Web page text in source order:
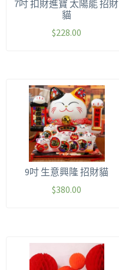
7吋 扣財進寶 太陽能 招財
貓
$228.00
9吋 生意興隆 招財貓
$380.00